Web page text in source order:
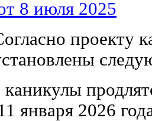
8 июля 2025
проекту
января 2026